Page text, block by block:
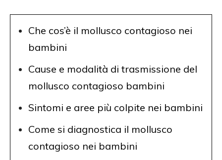
Che cos’è il mollusco contagioso nei
bambini
Cause e modalità di trasmissione del
mollusco contagioso bambini
Sintomi e aree più colpite nei bambini
Come si diagnostica il mollusco
contagioso nei bambini